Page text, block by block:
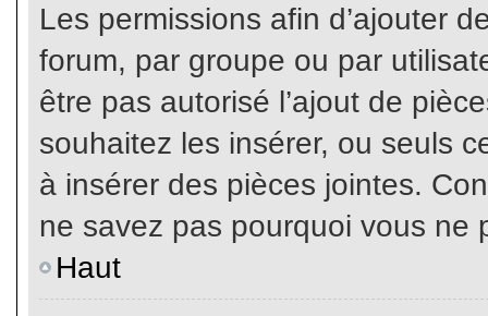
Les permissions afin d’ajouter
forum, par groupe ou par
être pas autorisé l’ajout de
souhaitez les insérer, ou seuls
à insérer des pièces jointes.
ne savez pas pourquoi vous ne
Haut